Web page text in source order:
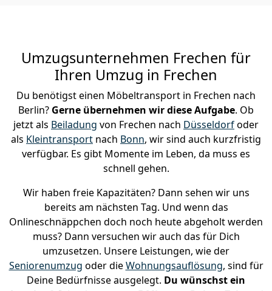
Umzugsunternehmen Frechen für
Ihren Umzug in Frechen
Du benötigst einen Möbeltransport in Frechen nach
Berlin? Gerne übernehmen wir diese Aufgabe. Ob
jetzt als Beiladung von Frechen nach Düsseldorfoder
als Kleintransport nach Bonn, wir sind auch kurzfristig
verfügbar. Es gibt Momente im Leben, da muss es
schnell gehen.
Wir haben freie Kapazitäten? Dann sehen wir uns
bereits am nächsten Tag. Und wenn das
Onlineschnäppchen doch noch heute abgeholt werden
muss? Dann versuchen wir auch das für Dich
umzusetzen. Unsere Leistungen, wie der
Seniorenumzug oder dieWohnungsauflösung, sind für
Deine Bedürfnisse ausgelegt. Du wünschst ein